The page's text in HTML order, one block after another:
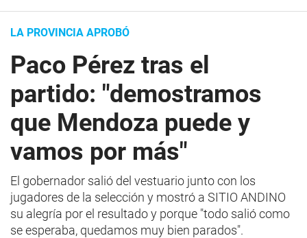
LA PROVINCIA APROBÓ
Paco Pérez tras el
partido: "demostramos
que Mendoza puede y
vamos por más"
El gobernador salió del vestuario junto con los
jugadores de la selección y mostró a SITIO ANDINO
su alegría por el resultado y porque "todo salió como
se esperaba, quedamos muy bien parados".